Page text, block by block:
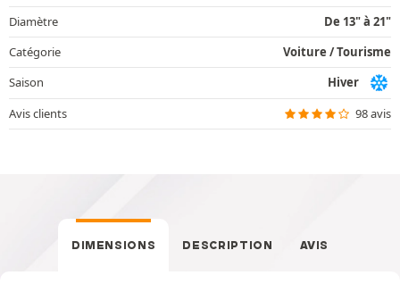
Diamètre
De 13" à 21"
Catégorie
Voiture / Tourisme
Saison
Hiver
Avis clients
98 avis
DIMENSIONS DESCRIPTION AVIS